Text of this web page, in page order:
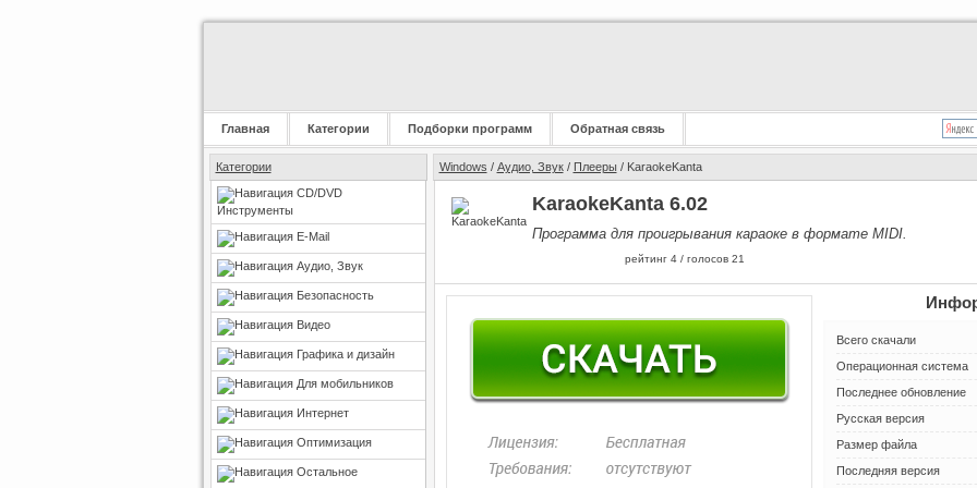
Главная Категории Подборки программ Обратная связь
Категории
CD/DVD
Инструменты
E-Mail
Аудио, Звук
Безопасность
Видео
Графика и дизайн
Для мобильников
Интернет
Оптимизация
Остальное
Windows / Аудио, Звук/ Плееры/ KaraokeKanta
KaraokeKanta 6.02
Программа для проигрывания караоке в формате MIDI.
рейтинг 4/ голосов 21
Всего скачали
Операционная система
Последнее обновление
Русская версия
Размер файла
Последняя версия